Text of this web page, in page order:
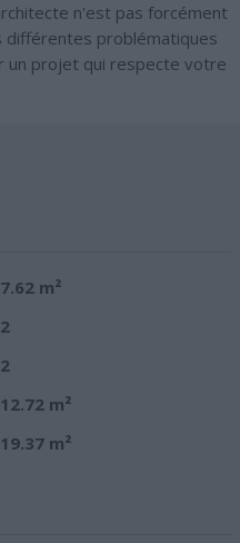
n'est pas forcément
différentes problématiques
un projet qui respecte votre
7.62 m²
2
2
12.72 m²
19.37 m²